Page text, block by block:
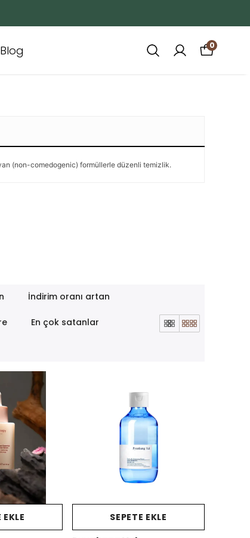
Blog 0
(non-comedogenic) formüllerle düzenli temizlik.
İndirim oranı artan
En çok satanlar
EKLE SEPETE EKLE